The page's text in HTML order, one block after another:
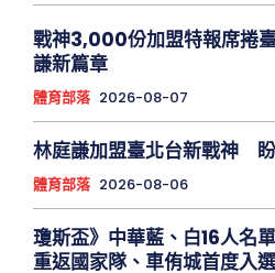
戰神3,000份加盟特報席捲
謙新篇章
體育部落 2026-08-07
林庭謙加盟臺北台新戰神
體育部落 2026-08-06
瓊斯盃》中華藍、白16人
重返國家隊、車侑城首度入選